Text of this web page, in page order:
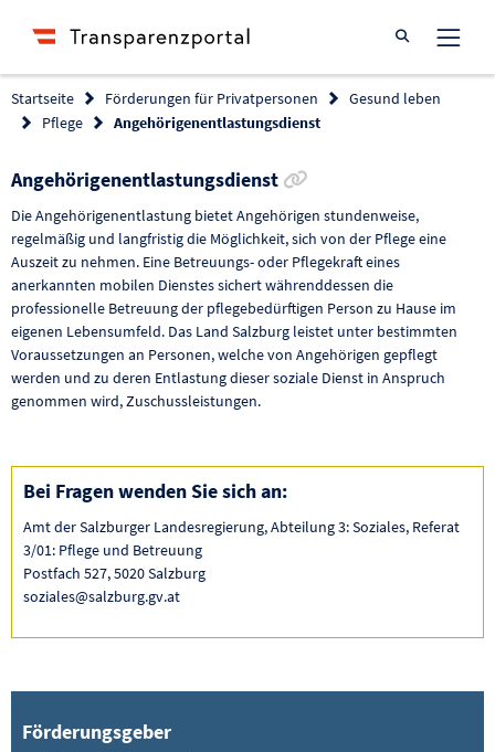
Suche öffnen
Startseite Förderungen für Privatpersonen
Gesund leben
Pflege
Angehörigenentlastungsdienst
Angehörigenentlastungsdienst
Die Angehörigenentlastung bietet Angehörigen stundenweise,
regelmäßig und langfristig die Möglichkeit, sich von der Pflege eine
Auszeit zu nehmen. Eine Betreuungs- oder Pflegekraft eines
anerkannten mobilen Dienstes sichert währenddessen die
professionelle Betreuung der pflegebedürftigen Person zu Hause im
eigenen Lebensumfeld. Das Land Salzburg leistet unter bestimmten
Voraussetzungen an Personen, welche von Angehörigen gepflegt
werden und zu deren Entlastung dieser soziale Dienst in Anspruch
genommen wird, Zuschussleistungen.
Bei Fragen wenden Sie sich an:
Amt der Salzburger Landesregierung, Abteilung 3: Soziales, Referat
3/01: Pflege und Betreuung
Postfach 527, 5020 Salzburg
soziales@salzburg.gv.at
Förderungsgeber